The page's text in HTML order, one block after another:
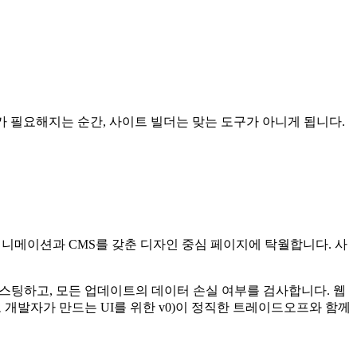
필요해지는 순간, 사이트 빌더는 맞는 도구가 아니게 됩니다.
메이션과 CMS를 갖춘 디자인 중심 페이지에 탁월합니다. 사
하고, 모든 업데이트의 데이터 손실 여부를 검사합니다. 웹
발자가 만드는 UI를 위한 v0)이 정직한 트레이드오프와 함께